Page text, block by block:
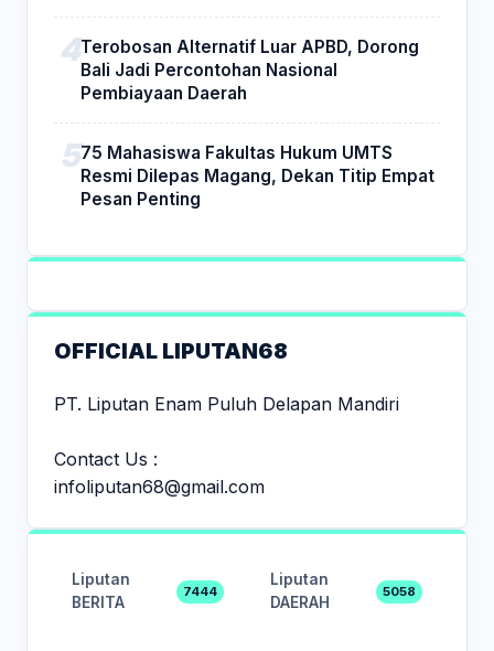
Terobosan Alternatif Luar APBD, Dorong
Bali Jadi Percontohan Nasional
Pembiayaan Daerah
75 Mahasiswa Fakultas Hukum UMTS
Resmi Dilepas Magang, Dekan Titip Empat
Pesan Penting
OFFICIAL LIPUTAN68
PT. Liputan Enam Puluh Delapan Mandiri
Contact Us :
infoliputan68@gmail.com
Liputan
BERITA
7444
Liputan
DAERAH
5058